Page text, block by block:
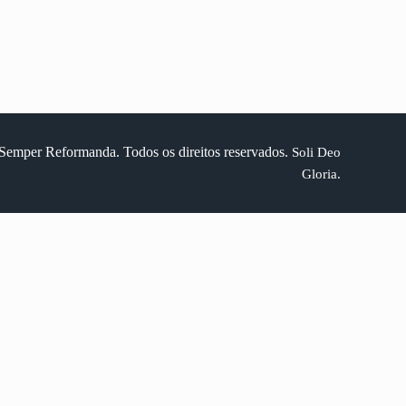
Reformanda. Todos os direitos reservados. Soli Deo
Gloria.